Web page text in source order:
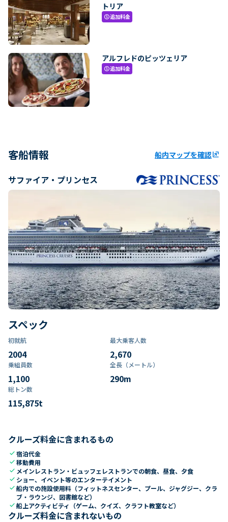
トリア
paid追加料金
アルフレドのピッツェリア
paid追加料金
客船情報 船内マップを確認ungroup
サファイア・プリンセス
スペック
初就航
2004
最大乗客人数
2,670
乗組員数​
1,100
全長（メートル）
290m
総トン数​
115,875t
クルーズ料金に含まれるもの
check宿泊代金
check移動費用
check メインレストラン・ビュッフェレストランでの朝食、昼食、夕食
check ショー、イベント等のエンターテイメント
check船内での施設使用料（フィットネスセンター、プール、ジャグジー、クラ
ブ・ラウンジ、図書館など）
check船上アクティビティ（ゲーム、クイズ、クラフト教室など）
クルーズ料金に含まれないもの